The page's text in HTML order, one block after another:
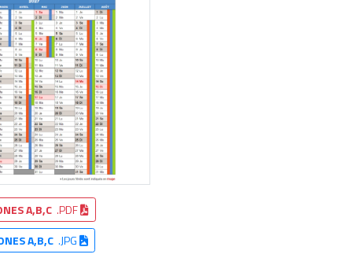
A,B,C .PDF
A,B,C.JPG